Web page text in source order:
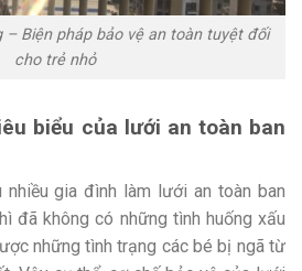
– Biện pháp bảo vệ an toàn tuyệt đối
cho trẻ nhỏ
biểu của lưới an toàn ban
gia đình làm lưới an toàn ban
đã không có những tình huống xấu
những tình trạng các bé bị ngã từ